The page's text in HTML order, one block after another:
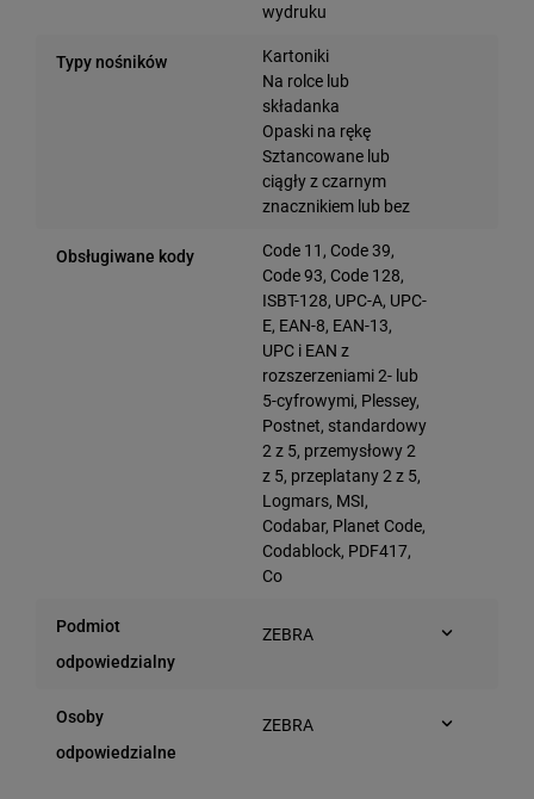
wydruku
Typy nośników
Kartoniki
Na rolce lub
składanka
Opaski na rękę
Sztancowane lub
ciągły z czarnym
znacznikiem lub bez
Obsługiwane kody
Code 11, Code 39,
Code 93, Code 128,
ISBT-128, UPC-A, UPC-
E, EAN-8, EAN-13,
UPC i EAN z
rozszerzeniami 2- lub
5-cyfrowymi, Plessey,
Postnet, standardowy
2 z 5, przemysłowy 2
z 5, przeplatany 2 z 5,
Logmars, MSI,
Codabar, Planet Code,
Codablock, PDF417,
Co
Podmiot
odpowiedzialny
ZEBRA
Osoby
odpowiedzialne
ZEBRA